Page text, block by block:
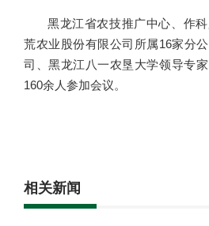
黑龙江省农技推广中心、作
荒农业股份有限公司所属16家分
司、黑龙江八一农垦大学领导专
160余人参加会议。
相关新闻